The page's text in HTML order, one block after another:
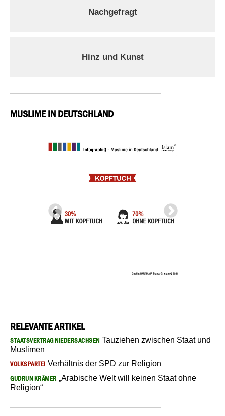
Nachgefragt
Hinz und Kunst
MUSLIME IN DEUTSCHLAND
RELEVANTE ARTIKEL
STAATSVERTRAG NIEDERSACHSEN Tauziehen zwischen Staat und
Muslimen
VOLKSPARTEI Verhältnis der SPD zur Religion
GUDRUN KRÄMER „Arabische Welt will keinen Staat ohne
Religion“